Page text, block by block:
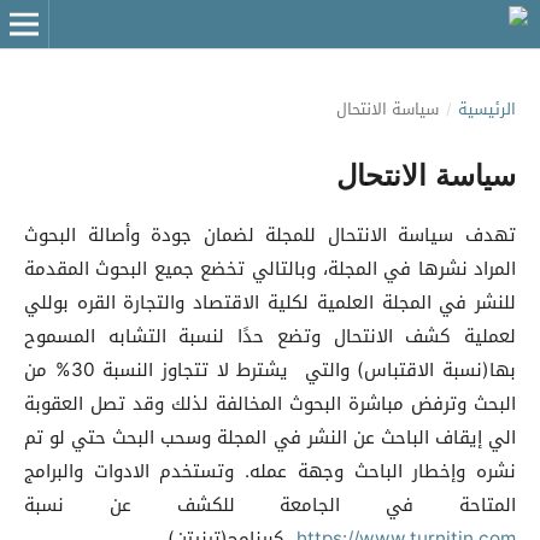
الرئيسية / سياسة الانتحال
سياسة الانتحال
تهدف سياسة الانتحال للمجلة لضمان جودة وأصالة البحوث
المراد نشرها في المجلة، وبالتالي تخضع جميع البحوث المقدمة
للنشر في المجلة العلمية لكلية الاقتصاد والتجارة القره بوللي
لعملية كشف الانتحال وتضع حدًا لنسبة التشابه المسموح
بها(نسبة الاقتباس) والتي يشترط لا تتجاوز النسبة 30% من
البحث وترفض مباشرة البحوث المخالفة لذلك وقد تصل العقوبة
الي إيقاف الباحث عن النشر في المجلة وسحب البحث حتي لو تم
نشره وإخطار الباحث وجهة عمله. وتستخدم الادوات والبرامج
المتاحة في الجامعة للكشف عن نسبة